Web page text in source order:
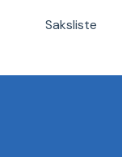
Saksliste